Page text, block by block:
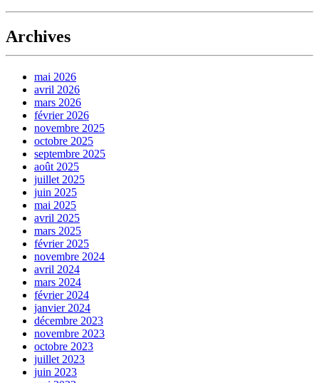
Archives
mai 2026
avril 2026
mars 2026
février 2026
novembre 2025
octobre 2025
septembre 2025
août 2025
juillet 2025
juin 2025
mai 2025
avril 2025
mars 2025
février 2025
novembre 2024
avril 2024
mars 2024
février 2024
janvier 2024
décembre 2023
novembre 2023
octobre 2023
juillet 2023
juin 2023